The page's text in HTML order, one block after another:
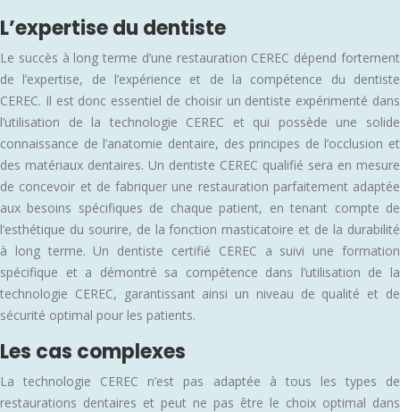
L’expertise du dentiste
Le succès à long terme d’une restauration CEREC dépend fortement
de l’expertise, de l’expérience et de la compétence du dentiste
CEREC. Il est donc essentiel de choisir un dentiste expérimenté dans
l’utilisation de la technologie CEREC et qui possède une solide
connaissance de l’anatomie dentaire, des principes de l’occlusion et
des matériaux dentaires. Un dentiste CEREC qualifié sera en mesure
de concevoir et de fabriquer une restauration parfaitement adaptée
aux besoins spécifiques de chaque patient, en tenant compte de
l’esthétique du sourire, de la fonction masticatoire et de la durabilité
à long terme. Un dentiste certifié CEREC a suivi une formation
spécifique et a démontré sa compétence dans l’utilisation de la
technologie CEREC, garantissant ainsi un niveau de qualité et de
sécurité optimal pour les patients.
Les cas complexes
La technologie CEREC n’est pas adaptée à tous les types de
restaurations dentaires et peut ne pas être le choix optimal dans